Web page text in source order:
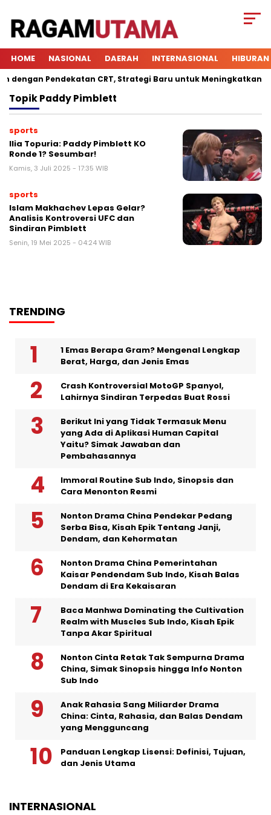
HOME NASIONAL DAERAH INTERNASIONAL HIBURAN
Pendekatan CRT, Strategi Baru untuk Meningkatkan
TopikPaddy Pimblett
sports
Ilia Topuria: Paddy Pimblett KO
Ronde 1? Sesumbar!
Kamis, 3 Juli 2025 - 17:35 WIB
sports
Islam Makhachev Lepas Gelar?
Analisis Kontroversi UFC dan
Sindiran Pimblett
Senin, 19 Mei 2025 - 04:24 WIB
TRENDING
1 Emas Berapa Gram? Mengenal Lengkap
Berat, Harga, dan Jenis Emas
Crash Kontroversial MotoGP Spanyol,
Lahirnya Sindiran Terpedas Buat Rossi
Berikut Ini yang Tidak Termasuk Menu
yang Ada di Aplikasi Human Capital
Yaitu? Simak Jawaban dan
Pembahasannya
Immoral Routine Sub Indo, Sinopsis dan
Cara Menonton Resmi
Nonton Drama China Pendekar Pedang
Serba Bisa, Kisah Epik Tentang Janji,
Dendam, dan Kehormatan
Nonton Drama China Pemerintahan
Kaisar Pendendam Sub Indo, Kisah Balas
Dendam di Era Kekaisaran
Baca Manhwa Dominating the Cultivation
Realm with Muscles Sub Indo, Kisah Epik
Tanpa Akar Spiritual
Nonton Cinta Retak Tak Sempurna Drama
China, Simak Sinopsis hingga Info Nonton
Sub Indo
Anak Rahasia Sang Miliarder Drama
China: Cinta, Rahasia, dan Balas Dendam
yang Mengguncang
Panduan Lengkap Lisensi: Definisi, Tujuan,
dan Jenis Utama
INTERNASIONAL